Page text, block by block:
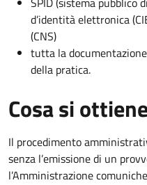
d’identità elettronica
(CNS)
tutta la
della pratica.
Cosa si
Il procedimento
senza l’emissione di un
l’Amministrazione